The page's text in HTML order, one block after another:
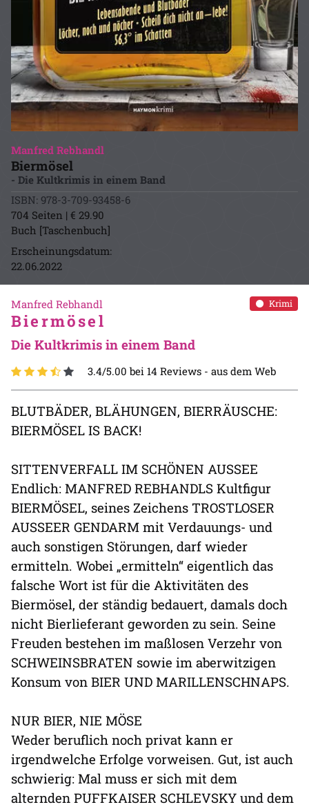
Manfred Rebhandl
Biermösel
- Die Kultkrimis in einem Band
ISBN: 978-3-709-93458-6
704 Seiten | € 29.90
Buch [Taschenbuch]
Erscheinungsdatum:
22.06.2022
Krimi
Manfred Rebhandl
Biermösel
Die Kultkrimis in einem Band
3.4/5.00 bei 14 Reviews - aus dem Web
BLUTBÄDER, BLÄHUNGEN, BIERRÄUSCHE:
BIERMÖSEL IS BACK!
SITTENVERFALL IM SCHÖNEN AUSSEE
Endlich: MANFRED REBHANDLS Kultfigur
BIERMÖSEL, seines Zeichens TROSTLOSER
AUSSEER GENDARM mit Verdauungs- und
auch sonstigen Störungen, darf wieder
ermitteln. Wobei „ermitteln“ eigentlich das
falsche Wort ist für die Aktivitäten des
Biermösel, der ständig bedauert, damals doch
nicht Bierlieferant geworden zu sein. Seine
Freuden bestehen im maßlosen Verzehr von
SCHWEINSBRATEN sowie im aberwitzigen
Konsum von BIER UND MARILLENSCHNAPS.
NUR BIER, NIE MÖSE
Weder beruflich noch privat kann er
irgendwelche Erfolge vorweisen. Gut, ist auch
schwierig: Mal muss er sich mit dem
alternden PUFFKAISER SCHLEVSKY und dem